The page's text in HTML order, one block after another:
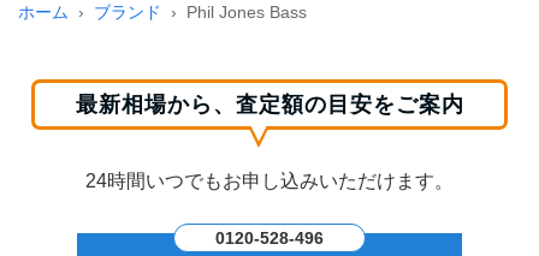
ホーム ブランド Phil Jones Bass
最新相場から、査定額の目安をご案内
24時間いつでもお申し込みいただけます。
0120-528-496